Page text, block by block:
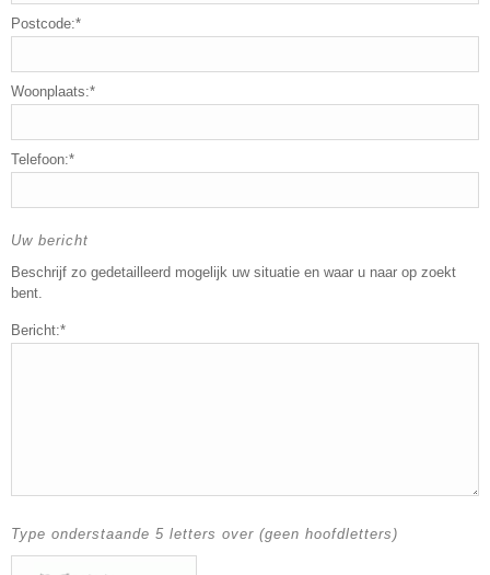
Postcode:*
Woonplaats:*
Telefoon:*
Uw bericht
Beschrijf zo gedetailleerd mogelijk uw situatie en waar u naar op zoekt
bent.
Bericht:*
Type onderstaande 5 letters over (geen hoofdletters)